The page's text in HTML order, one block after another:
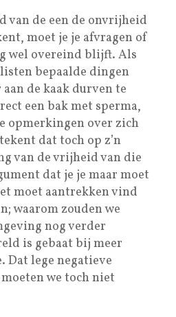
van de een de onvrijheid
moet je je afvragen of
wel overeind blijft. Als
bepaalde dingen
de kaak durven te
een bak met sperma,
opmerkingen over zich
dat toch op z’n
van de vrijheid van die
dat je je maar moet
moet aantrekken vind
waarom zouden we
nog verder
is gebaat bij meer
Dat lege negatieve
we toch niet